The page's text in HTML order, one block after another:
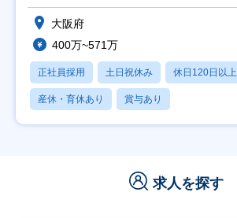
大阪府
400万~571万
正社員採用 土日祝休み 休日120日以上
産休・育休あり 賞与あり
求人を探す